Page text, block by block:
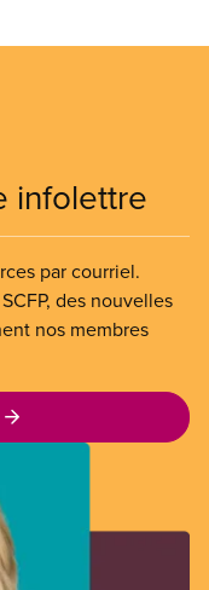
infolettre
par courriel.
des nouvelles
nos membres